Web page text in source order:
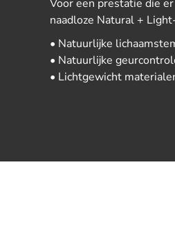
Voor een prestatie die
naadloze Natural +
• Natuurlijke
• Natuurlijke
• Lichtgewicht